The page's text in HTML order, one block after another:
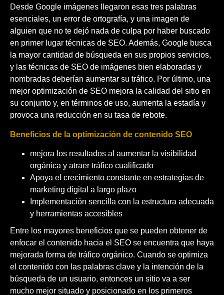
Desde Google imágenes llegaron esas tres palabras
esenciales, un error de ortografía, y una imagen de
alguien que no te dejó nada de culpa por haber buscado
en primer lugar técnicas de SEO. Además, Google busca
la mayor cantidad de búsqueda en sus propios servicios,
y las técnicas de SEO de imágenes bien elaboradas y
nombradas deberían aumentar su tráfico. Por último, una
mejor optimización de SEO mejora la calidad del sitio en
su conjunto y, en términos de uso, aumenta la estadía y
provoca una reducción en su tasa de rebote.
Beneficios de la optimización de contenido SEO
mejora los resultados al aumentar la visibilidad
orgánica y atraer tráfico cualificado
Apoya el crecimiento constante en estrategias de
marketing digital a largo plazo
Implementación sencilla con la estructura adecuada
y herramientas accesibles
Entre los mayores beneficios que se pueden obtener de
enfocar el contenido hacia el SEO se encuentra que haya
mejorada forma de tráfico orgánico. Cuando se optimiza
el contenido con las palabras clave y la intención de la
búsqueda de un usuario, entonces un sitio va a ser
mucho mejor situado y posicionado en los primeros